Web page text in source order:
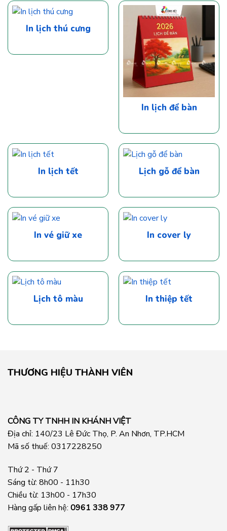
In lịch thú cưng
In lịch để bàn
In lịch tết Lịch gỗ để bàn
In vé giữ xe In cover ly
Lịch tô màu In thiệp tết
THƯƠNG HIỆU THÀNH VIÊN
CÔNG TY TNHH IN KHÁNH VIỆT
Địa chỉ: 140/23 Lê Đức Thọ, P. An Nhơn, TP.HCM
Mã số thuế: 0317228250
Thứ 2 - Thứ 7
Sáng từ: 8h00 - 11h30
Chiều từ: 13h00 - 17h30
Hàng gấp liên hệ: 0961 338 977